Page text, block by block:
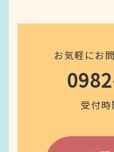
お気軽にお
受付